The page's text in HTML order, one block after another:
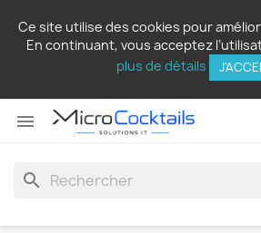
Ce site utilise des cookies pour
En continuant, vous acceptez
plus de détails

search